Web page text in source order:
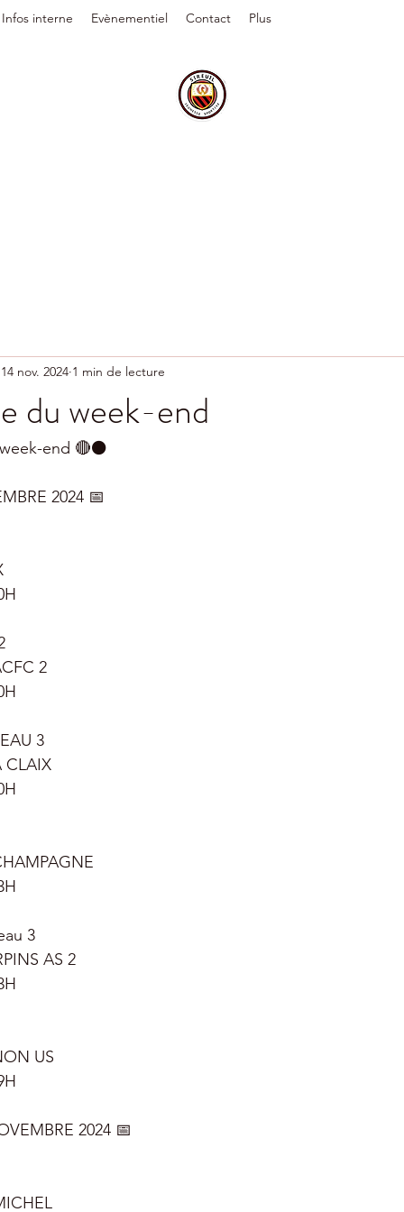
Infos interne Evènementiel Contact Plus
du week-end
14 nov. 2024 1 min de lecture
end 🔴⚫️
2024 📅
2
3
CLAIX
3
AS 2
US
2024 📅